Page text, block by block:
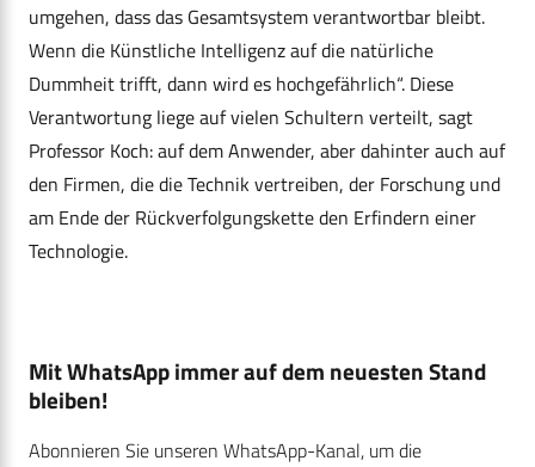
umgehen, dass das Gesamtsystem verantwortbar bleibt.
Wenn die Künstliche Intelligenz auf die natürliche
Dummheit trifft, dann wird es hochgefährlich“. Diese
Verantwortung liege auf vielen Schultern verteilt, sagt
Professor Koch: auf dem Anwender, aber dahinter auch auf
den Firmen, die die Technik vertreiben, der Forschung und
am Ende der Rückverfolgungskette den Erfindern einer
Technologie.
Mit WhatsApp immer auf dem neuesten Stand
bleiben!
Abonnieren Sie unseren WhatsApp-Kanal, um die